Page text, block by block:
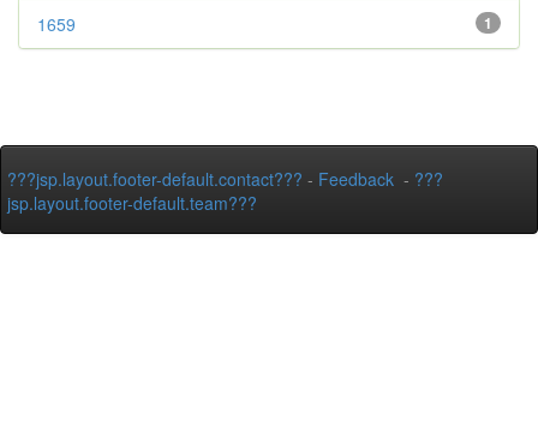
1
1659
???jsp.layout.footer-default.contact??? - Feedback - ???
jsp.layout.footer-default.team???